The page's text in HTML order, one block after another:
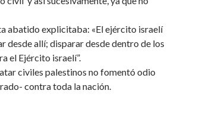
abatido explicitaba: «El ejército israelí
desde allí; disparar desde dentro de los
el Ejército israelí”.
civiles palestinos no fomentó odio
contra toda la nación.